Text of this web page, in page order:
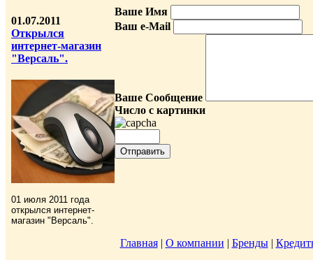
01.07.2011
Открылся
интернет-магазин
"Версаль".
01 июля 2011 года
открылся интернет-
магазин "Версаль".
Ваше Имя
Ваш e-Mail
Ваше Сообщение
Число с картинки
Главная | О компании | Бренды |